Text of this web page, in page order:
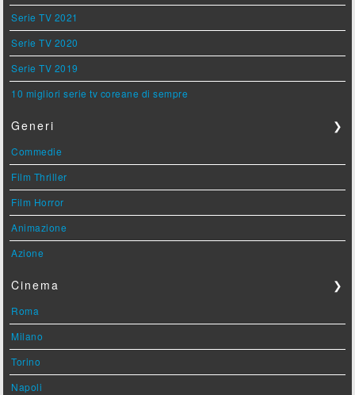
Serie TV 2021
Serie TV 2020
Serie TV 2019
10 migliori serie tv coreane di sempre
Generi ❯
Commedie
Film Thriller
Film Horror
Animazione
Azione
Cinema ❯
Roma
Milano
Torino
Napoli